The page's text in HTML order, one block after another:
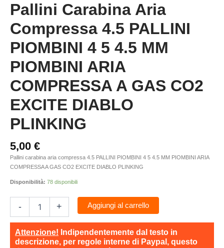
Pallini Carabina Aria
Compressa 4.5 PALLINI
PIOMBINI 4 5 4.5 MM
PIOMBINI ARIA
COMPRESSA A GAS CO2
EXCITE DIABLO
PLINKING
5,00 €
Pallini carabina aria compressa 4.5 PALLINI PIOMBINI 4 5 4.5 MM PIOMBINI ARIA
COMPRESSA A GAS CO2 EXCITE DIABLO PLINKING
Disponibilità: 78 disponibili
- + Aggiungi al carrello
Attenzione! Indipendentemente dal testo in
descrizione, per regole interne di Paypal, questo